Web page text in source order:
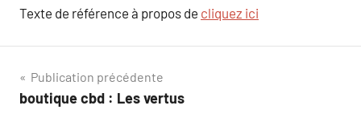
Texte de référence à propos de cliquez ici
Navigation
de
Publication précédente
boutique cbd : Les vertus